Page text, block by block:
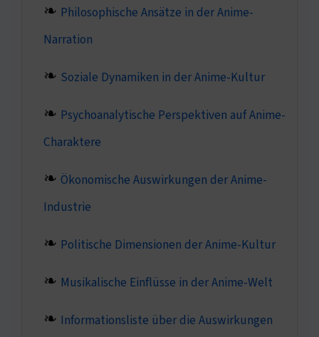
Philosophische Ansätze in der Anime-
Narration
Soziale Dynamiken in der Anime-Kultur
Psychoanalytische Perspektiven auf Anime-
Charaktere
Ökonomische Auswirkungen der Anime-
Industrie
Politische Dimensionen der Anime-Kultur
Musikalische Einflüsse in der Anime-Welt
Informationsliste über die Auswirkungen